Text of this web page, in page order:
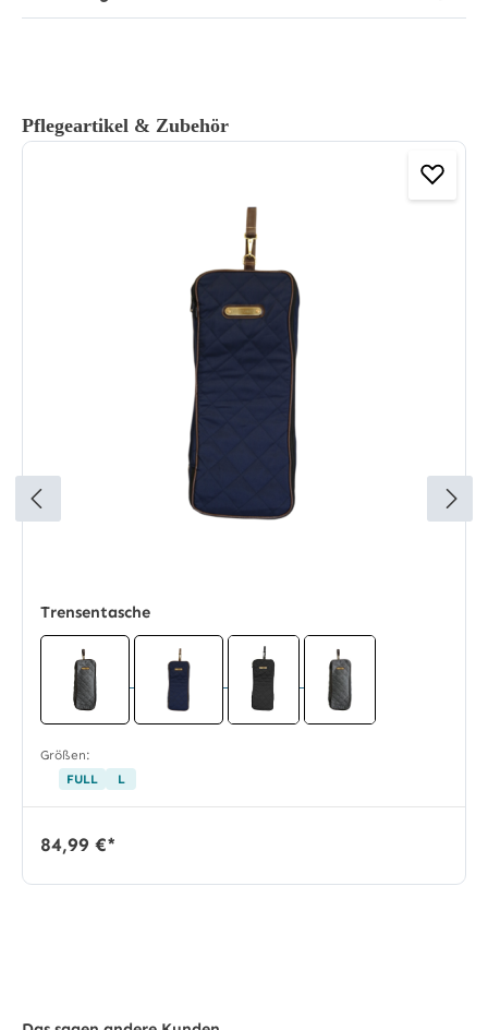
Produktgalerie überspringen
Pflegeartikel & Zubehör
Trensentasche
Größen:
FULL
L
84,99 €*